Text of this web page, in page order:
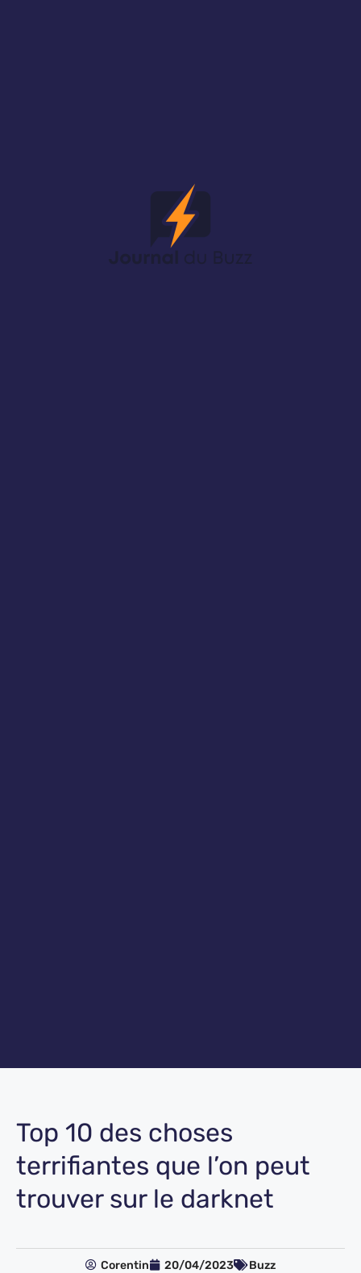
Top 10 des choses
terrifiantes que l’on peut
trouver sur le darknet
Corentin 20/04/2023 Buzz